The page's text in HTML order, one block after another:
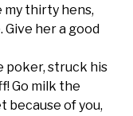
my thirty hens,
Give her a good
poker, struck his
Go milk the
because of you,